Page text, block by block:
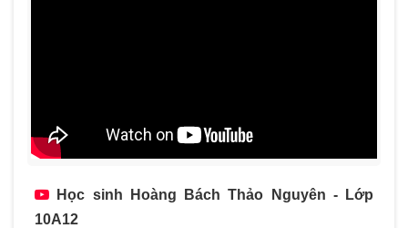
Học sinh Hoàng Bách Thảo Nguyên - Lớp
10A12